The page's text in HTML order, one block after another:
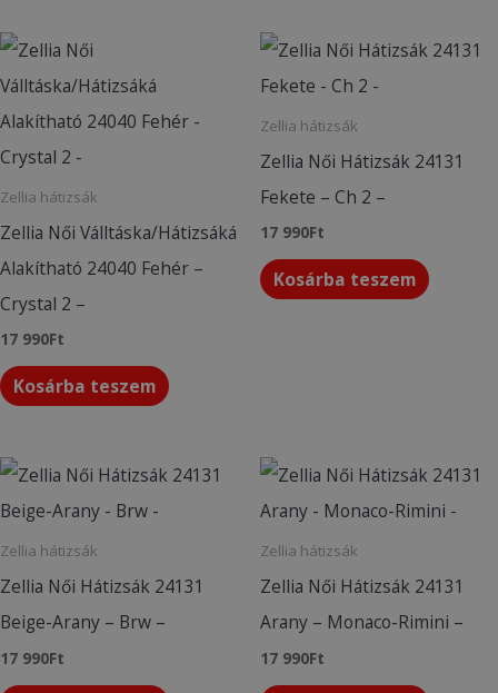
Zellia hátizsák
Zellia Női Válltáska/Hátizsáká
Alakítható 24040 Fehér –
Crystal 2 –
17 990Ft
Kosárba teszem
Zellia hátizsák
Zellia Női Hátizsák 24131
Fekete – Ch 2 –
17 990Ft
Kosárba teszem
Zellia hátizsák
Zellia Női Hátizsák 24131
Beige-Arany – Brw –
17 990Ft
Zellia hátizsák
Zellia Női Hátizsák 24131
Arany – Monaco-Rimini –
17 990Ft